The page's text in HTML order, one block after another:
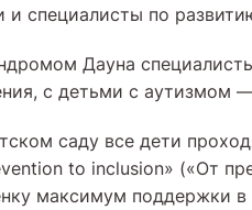
и специалисты по
Дауна
c детьми с аутизмом
саду все дети
to inclusion» («От
максимум поддержки